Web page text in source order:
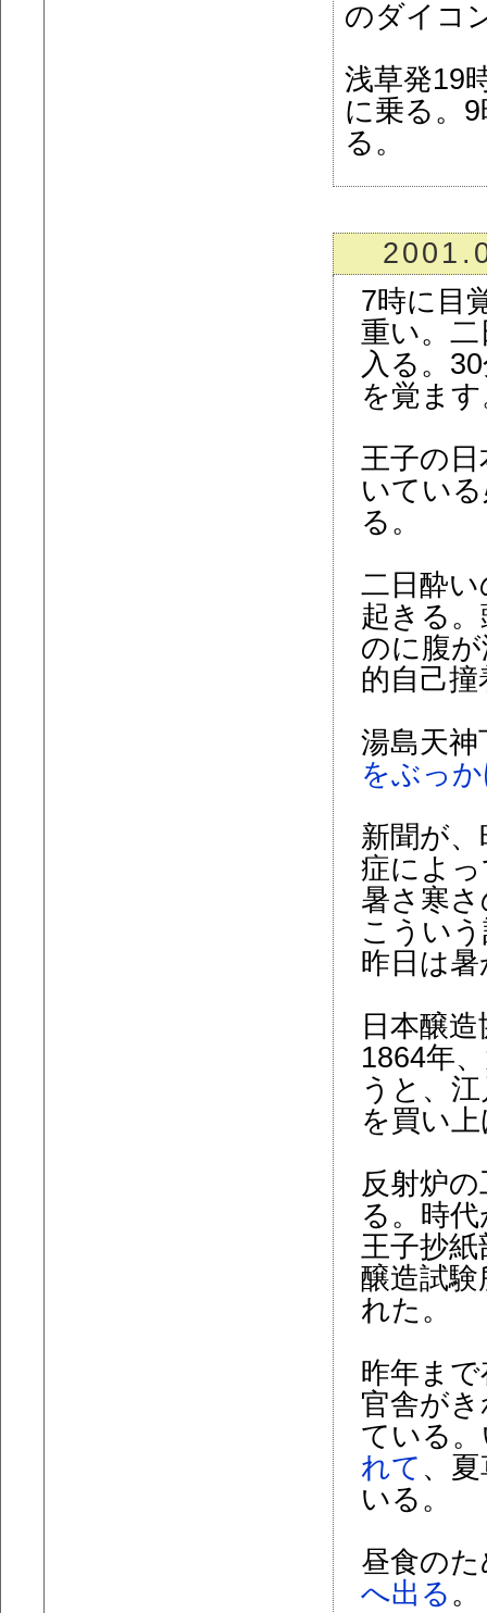
のダイコ
浅草発19
に乗る。
る。
7時に目
重い。
入る。
を覚ま
王子の
いてい
る。
二日酔
起きる
のに腹
的自己
湯島天
をぶっ
新聞が
症によ
暑さ寒
こうい
昨日は
日本醸
1864年
うと、
を買い
反射炉
る。時
王子抄
醸造試
れた。
昨年ま
官舎が
ている
れて 、
いる。
昼食の
へ出る 。